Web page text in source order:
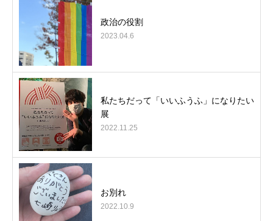
政治の役割
2023.04.6
私たちだって「いいふうふ」になりたい
展
2022.11.25
お別れ
2022.10.9